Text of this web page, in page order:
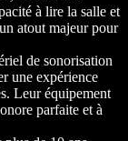
à lire la salle et
atout majeur pour
de sonorisation
une expérience
Leur équipement
parfaite et à